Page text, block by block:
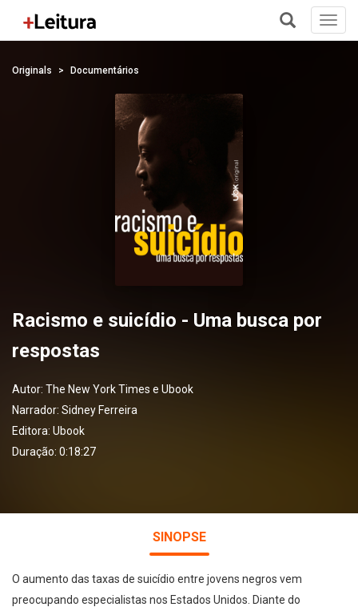
Originals Documentários
Racismo e suicídio - Uma busca por
respostas
Autor: The New York Times e Ubook
Narrador: Sidney Ferreira
Editora: Ubook
Duração: 0:18:27
SINOPSE
O aumento das taxas de suicídio entre jovens negros vem
preocupando especialistas nos Estados Unidos. Diante do